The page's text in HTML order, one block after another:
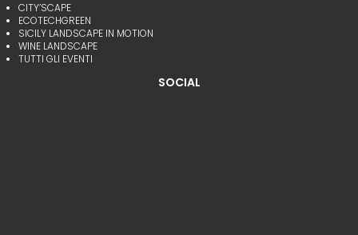
CITY’SCAPE
ECOTECHGREEN
SICILY LANDSCAPE IN MOTION
WINE LANDSCAPE
TUTTI GLI EVENTI
SOCIAL